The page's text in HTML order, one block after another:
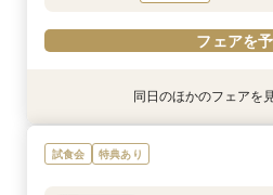
フェアを
特典あり 動画あり
【お料理重視◎】シ
×貸切邸宅W体験
特典あり
【少人数で邸宅貸切
★wedding相談会
特典あり
初見学でも安心◎「
新プラン×試食付
特典あり
【ペット婚に◎】大
会場で叶えよう
【遠方の方◎オンラ
豪華5大特典付き
同日のほかのフェアを
試食会 特典あり